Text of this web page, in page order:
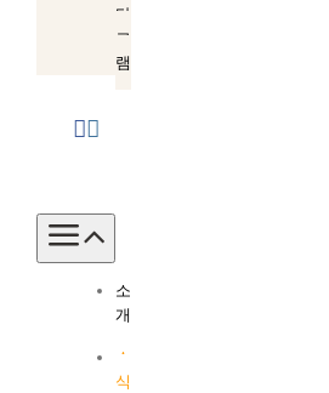
타
그
램
Toggle
Navigation
소
개
소
식